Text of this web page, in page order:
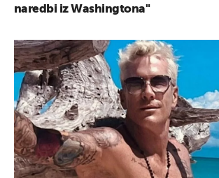
naredbi iz Washingtona"
UKLJUČITE NOTIFIKACIJE